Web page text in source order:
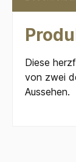
Diese
von zwei
Aussehen.